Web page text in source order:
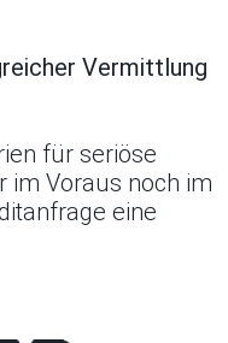
Vermittlung
für seriöse
im Voraus noch im
eine